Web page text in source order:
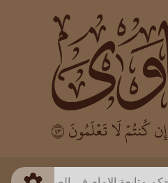
طريقة البحث
ذكي